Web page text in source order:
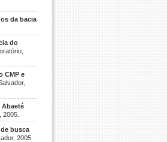
da bacia
do
CMP e
Abaeté
2005.
busca
2005.